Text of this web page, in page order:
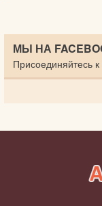
МЫ НА
Присоединяйтесь